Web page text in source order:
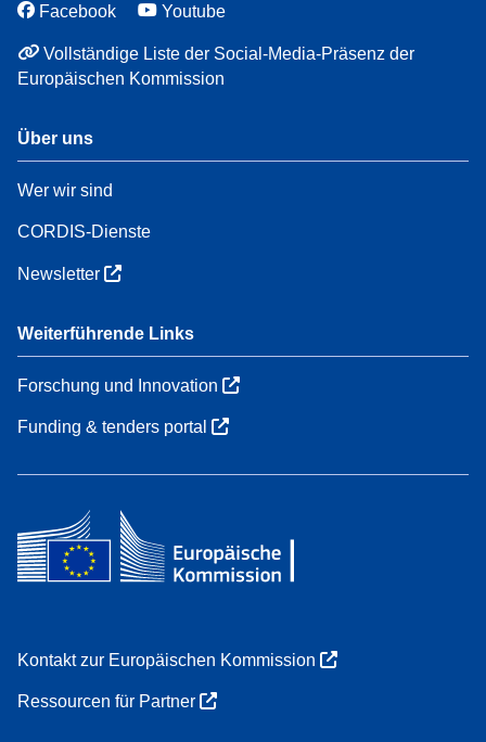
Facebook Youtube
Vollständige Liste der Social-Media-Präsenz der
Europäischen Kommission
Über uns
Wer wir sind
CORDIS-Dienste
Newsletter
Weiterführende Links
Forschung und Innovation
Funding & tenders portal
Kontakt zur Europäischen Kommission
Ressourcen für Partner